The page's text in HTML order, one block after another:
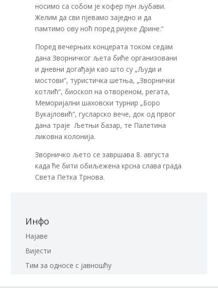
носимо са собом је кофер пун љубави.
Желим да сви пјевамо заједно и да
памтимо ову ноћ поред ријеке Дрине.“
Поред вечерњих концерата током седам
дана Зворничког љета биће организовани
и дневни догађаји као што су „Људи и
мостови“, туристичка шетња, „Зворнички
котлић“, биоскоп на отвореном, регата,
Меморијални шаховски турнир „Боро
Вукајловић“, гусларско вече, док од првог
дана траје Љетњи базар, те Палетина
ликовна колонија.
Зворничко љето се завршава 8. августа
када ће бити обиљежена крсна слава града
Света Петка Трнова.
Инфо
Најаве
Вијести
Тим за односе с јавношћу